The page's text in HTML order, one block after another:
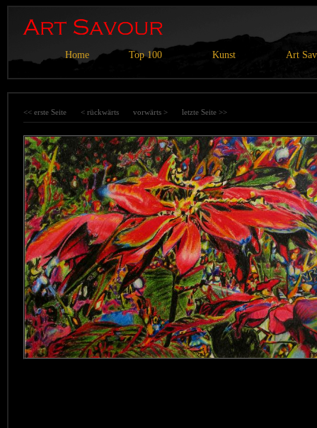
Home Top 100 Kunst Art
<< erste Seite < rückwärts vorwärts > letzte Seite >>